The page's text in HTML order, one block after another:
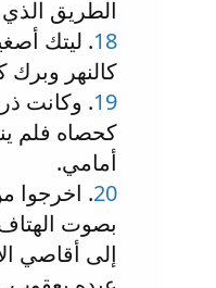
الطريق
18. ليتك
كالنهر وبرك
19. وكانت
كحصاه فلم
أمامي.
20. اخرجوا
بصوت الهتاف
إلى أقاصي